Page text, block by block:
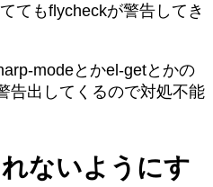
てもflycheckが警告してき
modeとかel-getとかの
告出してくるので対処不能
ないようにす